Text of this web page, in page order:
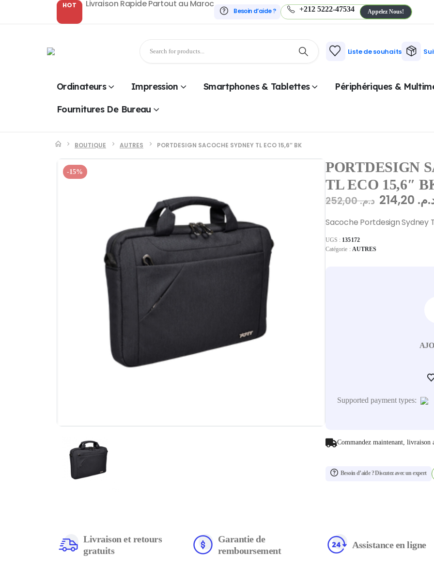
HOT Livraison Rapide Partout au Maroc
Besoin d’aide ? +212 5222-47534 Appelez Nous!
Liste de souhaits
Ordinateurs Impression Smartphones & Tablettes Périphériques &
Fournitures De Bureau
BOUTIQUE AUTRES PORTDESIGN SACOCHE SYDNEY TL ECO 15,6″ BK
-15%
PORTDESIGN
TL ECO 15,6″
د.م.252,00
Sacoche Portdesign Sydney
UGS : 135172
Catégorie : AUTRES
Supported payment types:
Commandez maintenant, livraison
Besoin d’aide ? Discutez avec un expert
Livraison et retours
gratuits
Garantie de
remboursement
Assistance en ligne